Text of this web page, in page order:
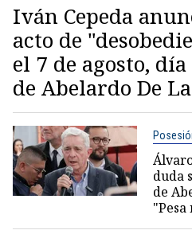
Iván Cepeda
acto de
el 7 de agosto,
de Abelardo De
duda
de